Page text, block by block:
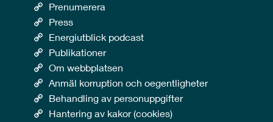
Prenumerera
Press
Energiutblick podcast
Publikationer
Om webbplatsen
Anmäl korruption och oegentligheter
Behandling av personuppgifter
Hantering av kakor (cookies)